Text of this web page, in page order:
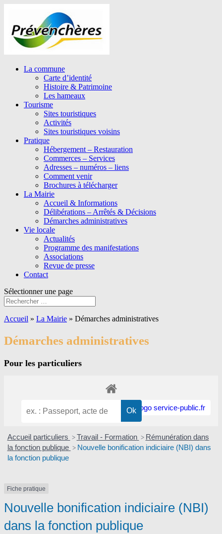
La commune
Carte d’identité
Histoire & Patrimoine
Les hameaux
Tourisme
Sites touristiques
Activités
Sites touristiques voisins
Pratique
Hébergement – Restauration
Commerces – Services
Adresses – numéros – liens
Comment venir
Brochures à télécharger
La Mairie
Accueil & Informations
Délibérations – Arrêtés & Décisions
Démarches administratives
Vie locale
Actualités
Programme des manifestations
Associations
Revue de presse
Contact
Sélectionner une page
Accueil » La Mairie » Démarches administratives
Démarches administratives
Pour les particuliers
Accueil particuliers > Travail - Formation > Rémunération dans
la fonction publique > Nouvelle bonification indiciaire (NBI) dans
la fonction publique
Fiche pratique
Nouvelle bonification indiciaire (NBI)
dans la fonction publique